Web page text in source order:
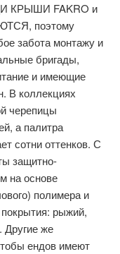
КРЫШИ FAKRO и
поэтому
забота монтажу и
бригады,
и имеющие
В коллекциях
черепицы
а палитра
сотни оттенков. С
защитно-
на основе
полимера и
покрытия: рыжий,
Другие же
ендов имеют